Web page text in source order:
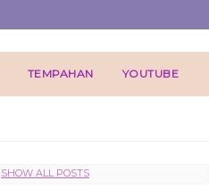
TEMPAHAN YOUTUBE
SHOW ALL POSTS